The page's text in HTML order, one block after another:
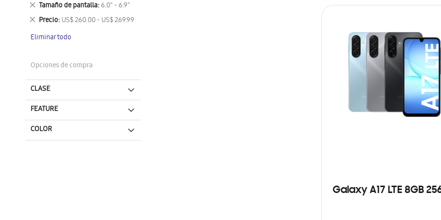
Galaxy A17 LTE 8GB
artículo
Tamaño de pantalla 6.0" - 6.9"
Eliminar
este
artículo
Precio US$ 260.00 - US$ 269.99
Eliminar
artículo
Eliminar todo
Opciones de compra
CLASE
FEATURE
COLOR